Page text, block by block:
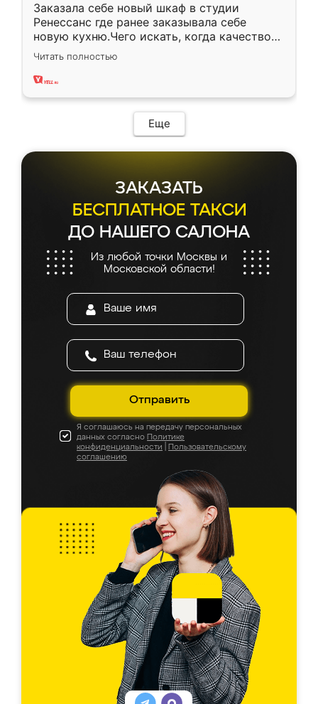
Заказала себе новый шкаф в студии
Ренессанс где ранее заказывала себе
новую кухню.Чего искать, когда качеством
вполне довольна. Служит кухня уже почти
два года, нареканий нет.
Читать полностью
Еще
ЗАКАЗАТЬ
БЕСПЛАТНОЕ ТАКСИ
ДО НАШЕГО САЛОНА
Из любой точки Москвы и
Московской области!
Отправить
Я соглашаюсь на передачу персональных
данных согласно Политике
конфиденциальности
Пользовательскому
соглашению